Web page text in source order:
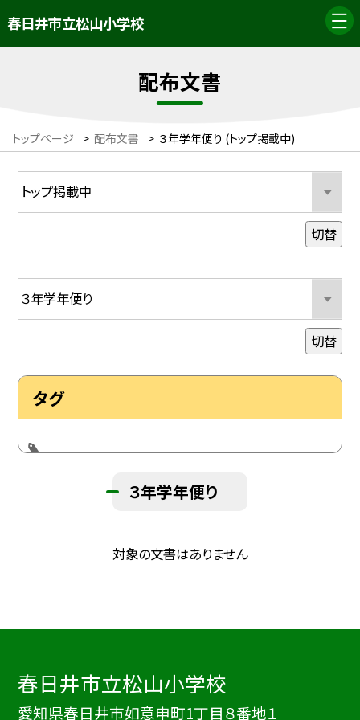
春日井市立松山小学校
配布文書
トップページ > 配布文書 > ３年学年便り (トップ掲載中)
切替
切替
タグ
３年学年便り
対象の文書はありません
春日井市立松山小学校
愛知県春日井市如意申町1丁目８番地１